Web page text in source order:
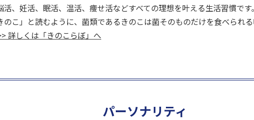
活、妊活、眠活、温活、痩せ活などすべての理想を叶える生活習慣です
のこ」と読むように、菌類であるきのこは菌そのものだけを食べられ
詳しくは「きのこらぼ」へ
パーソナリティ